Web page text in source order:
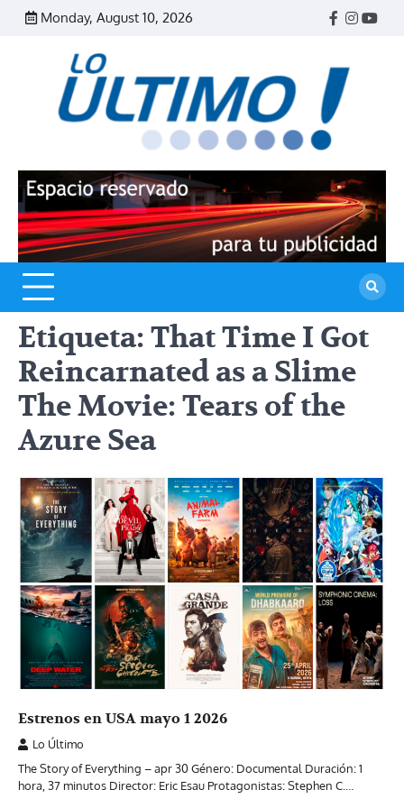
Skip
Monday, August 10, 2026
Facebook
Etiqueta: That Time I Got
Reincarnated as a Slime
The Movie: Tears of the
Azure Sea
Estrenos en USA mayo 1 2026
Lo Último
The Story of Everything – apr 30 Género: Documental Duración: 1
hora, 37 minutos Director: Eric Esau Protagonistas: Stephen C.…